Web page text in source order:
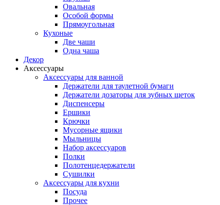
Овальная
Особой формы
Прямоугольная
Кухоные
Две чаши
Одна чаша
Декор
Аксессуары
Аксессуары для ванной
Держатели для таулетной бумаги
Держатели дозаторы для зубных щеток
Диспенсеры
Ершики
Крючки
Мусорные ящики
Мыльницы
Набор аксессуаров
Полки
Полотенцедержатели
Сушилки
Аксессуары для кухни
Посуда
Прочее